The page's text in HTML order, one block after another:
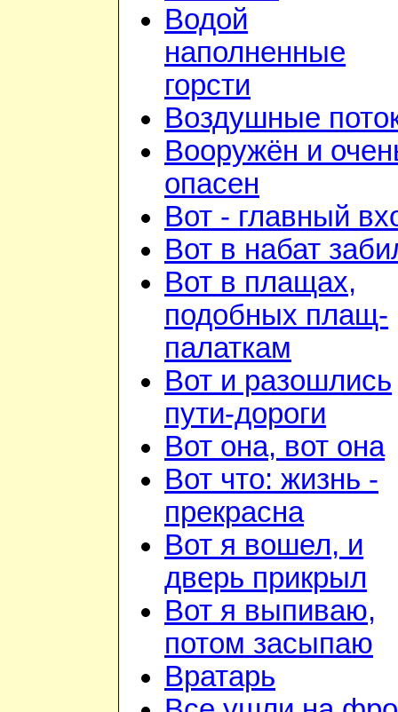
Водой
наполненные
горсти
Воздушные
Вооружён и
опасен
Вот - главный
Вот в набат
Вот в плащах,
подобных плащ-
палаткам
Вот и разошлись
пути-дороги
Вот она, вот она
Вот что: жизнь -
прекрасна
Вот я вошел, и
дверь прикрыл
Вот я выпиваю,
потом засыпаю
Вратарь